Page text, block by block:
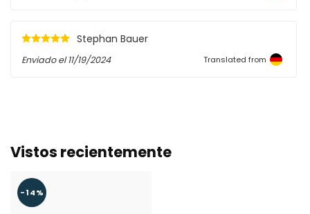
Stephan Bauer
Enviado el11/19/2024 Translated from
Vistos recientemente
-14%